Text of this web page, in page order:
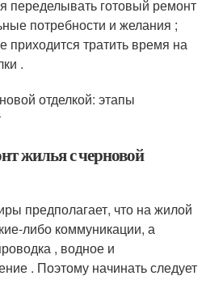
переделывать готовый ремонт
потребности и желания ;
приходится тратить время на
.
отделкой: этапы
жилья с черновой
предполагает, что на жилой
либо коммуникации, а
, водное и
. Поэтому начинать следует